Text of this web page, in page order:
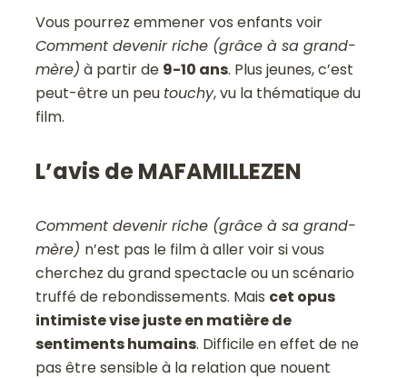
Vous pourrez emmener vos enfants voir
Comment devenir riche (grâce à sa grand-
mère) à partir de 9-10 ans. Plus jeunes, c’est
peut-être un peu touchy, vu la thématique du
film.
L’avis de MAFAMILLEZEN
Comment devenir riche (grâce à sa grand-
mère) n’est pas le film à aller voir si vous
cherchez du grand spectacle ou un scénario
truffé de rebondissements. Mais cet opus
intimiste vise juste en matière de
sentiments humains. Difficile en effet de ne
pas être sensible à la relation que nouent